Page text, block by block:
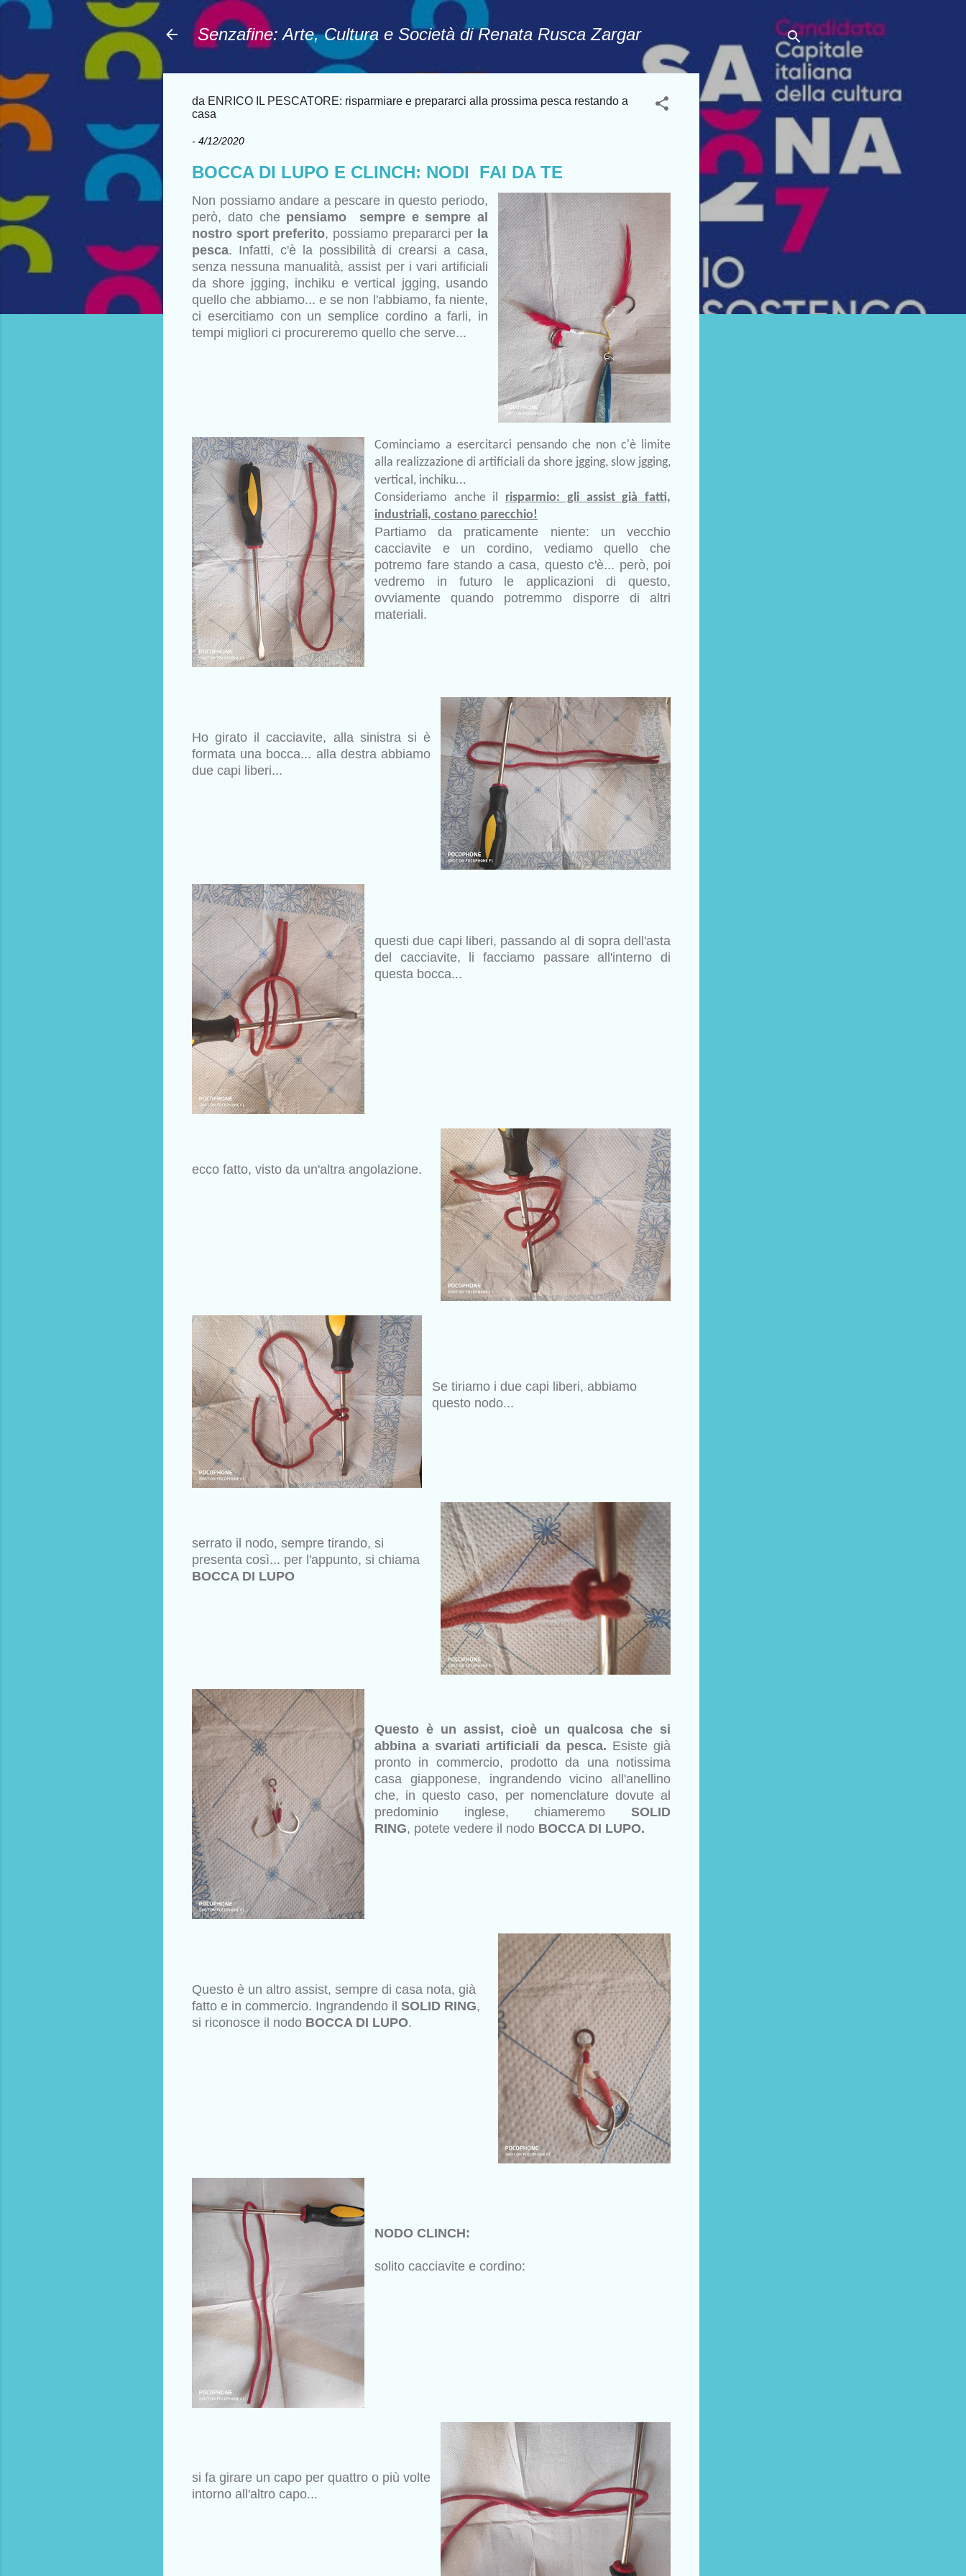
Senzafine: Arte, Cultura e Società di Renata Rusca Zargar
da ENRICO IL PESCATORE: risparmiare e prepararci alla prossima pesca restando a
casa
- 4/12/2020
BOCCA DI LUPO E CLINCH: NODI FAI DA TE
Non possiamo andare a pescare in questo periodo,
però, dato che pensiamo
sempre e sempre al
nostro sport preferito, possiamo prepararci per la
pesca. Infatti, c'è la possibilità di crearsi a casa,
senza nessuna manualità, assist per i vari artificiali
da shore jgging, inchiku e vertical jgging, usando
quello che abbiamo... e se non l'abbiamo, fa niente,
ci esercitiamo con un semplice cordino a farli, in
tempi migliori ci procureremo quello che serve...
Cominciamo a esercitarci pensando che non c'è limite
alla realizzazione di artificiali da shore jgging, slow jgging,
vertical, inchiku...
Consideriamo anche il risparmio: gli assist già fatti,
industriali, costano parecchio!
Partiamo da praticamente niente: un vecchio
cacciavite e un cordino, vediamo quello che
potremo fare stando a casa, questo c'è... però, poi
vedremo in futuro le applicazioni di questo,
ovviamente quando potremmo disporre di altri
materiali.
Ho girato il cacciavite, alla sinistra si è
formata una bocca... alla destra abbiamo
due capi liberi...
questi due capi liberi, passando al di sopra dell'asta
del cacciavite, li facciamo passare all'interno di
questa bocca...
ecco fatto, visto da un'altra angolazione.
Se tiriamo i due capi liberi, abbiamo
questo nodo...
serrato il nodo, sempre tirando, si
presenta così... per l'appunto, si chiama
BOCCA DI LUPO
Questo è un assist, cioè un qualcosa che si
abbina a svariati artificiali da pesca. Esiste già
pronto in commercio, prodotto da una notissima
casa giapponese, ingrandendo vicino all'anellino
che, in questo caso, per nomenclature dovute al
predominio inglese, chiameremo SOLID
RING, potete vedere il nodo BOCCA DI LUPO.
Questo è un altro assist, sempre di casa nota, già
fatto e in commercio. Ingrandendo il SOLID RING,
si riconosce il nodo BOCCA DI LUPO.
NODO CLINCH:
solito cacciavite e cordino:
si fa girare un capo per quattro o più volte
intorno all'altro capo...